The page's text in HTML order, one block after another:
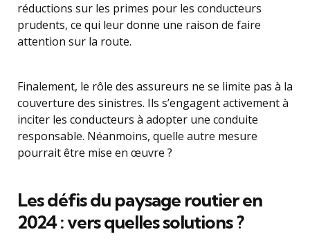
réductions sur les primes pour les conducteurs
prudents, ce qui leur donne une raison de faire
attention sur la route.
Finalement, le rôle des assureurs ne se limite pas à la
couverture des sinistres. Ils s’engagent activement à
inciter les conducteurs à adopter une conduite
responsable. Néanmoins, quelle autre mesure
pourrait être mise en œuvre ?
Les défis du paysage routier en
2024 : vers quelles solutions ?